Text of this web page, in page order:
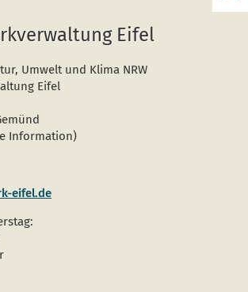
Eifel
Umwelt und Klima NRW
Eifel
Information)
eifel.de